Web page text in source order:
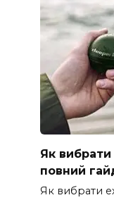
Як
повний
Як вибрати